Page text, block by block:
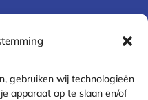
gebruiken wij technologieën
apparaat op te slaan en/of